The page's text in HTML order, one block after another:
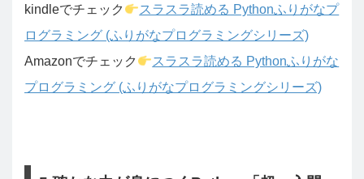
kindleでチェック
スラスラ読める Pythonふりがなプ
ログラミング (ふりがなプログラミングシリーズ)
Amazonでチェック
スラスラ読める Pythonふりがな
プログラミング (ふりがなプログラミングシリーズ)